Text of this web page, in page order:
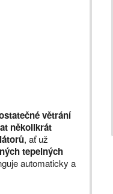
větrání
několikrát
, ať už
tepelných
automaticky a